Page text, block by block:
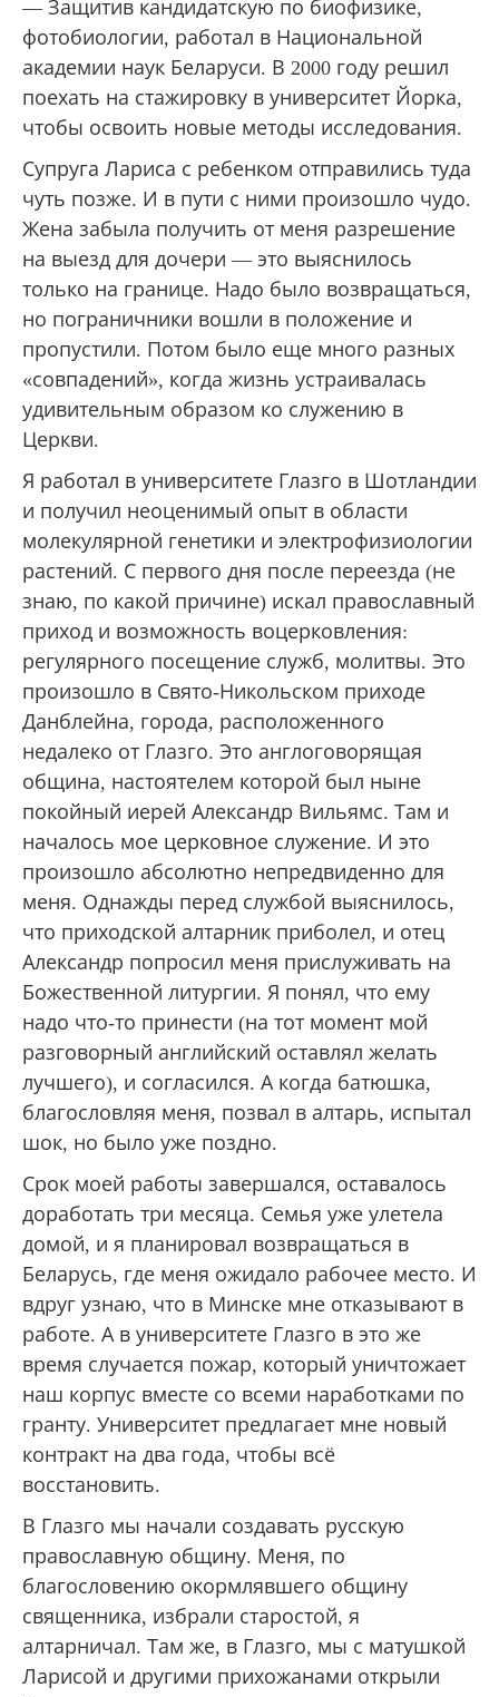
— Защитив кандидатскую по биофизике,
фотобиологии, работал в Национальной
академии наук Беларуси. В 2000 году решил
поехать на стажировку в университет Йорка,
чтобы освоить новые методы исследования.
Супруга Лариса с ребенком отправились туда
чуть позже. И в пути с ними произошло чудо.
Жена забыла получить от меня разрешение
на выезд для дочери — это выяснилось
только на границе. Надо было возвращаться,
но пограничники вошли в положение и
пропустили. Потом было еще много разных
«совпадений», когда жизнь устраивалась
удивительным образом ко служению в
Церкви.
Я работал в университете Глазго в Шотландии
и получил неоценимый опыт в области
молекулярной генетики и электрофизиологии
растений. С первого дня после переезда (не
знаю, по какой причине) искал православный
приход и возможность воцерковления:
регулярного посещение служб, молитвы. Это
произошло в Свято-Никольском приходе
Данблейна, города, расположенного
недалеко от Глазго. Это англоговорящая
община, настоятелем которой был ныне
покойный иерей Александр Вильямс. Там и
началось мое церковное служение. И это
произошло абсолютно непредвиденно для
меня. Однажды перед службой выяснилось,
что приходской алтарник приболел, и отец
Александр попросил меня прислуживать на
Божественной литургии. Я понял, что ему
надо что-то принести (на тот момент мой
разговорный английский оставлял желать
лучшего), и согласился. А когда батюшка,
благословляя меня, позвал в алтарь, испытал
шок, но было уже поздно.
Срок моей работы завершался, оставалось
доработать три месяца. Семья уже улетела
домой, и я планировал возвращаться в
Беларусь, где меня ожидало рабочее место. И
вдруг узнаю, что в Минске мне отказывают в
работе. А в университете Глазго в это же
время случается пожар, который уничтожает
наш корпус вместе со всеми наработками по
гранту. Университет предлагает мне новый
контракт на два года, чтобы всё
восстановить.
В Глазго мы начали создавать русскую
православную общину. Меня, по
благословению окормлявшего общину
священника, избрали старостой, я
алтарничал. Там же, в Глазго, мы с матушкой
Ларисой и другими прихожанами открыли